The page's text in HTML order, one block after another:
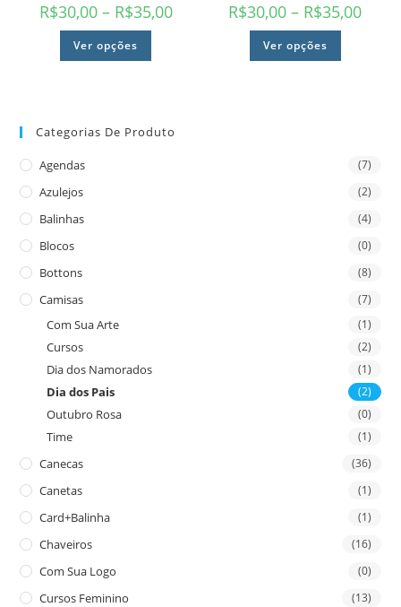
R$30,00 – R$35,00
Ver opções
R$30,00 – R$35,00
Ver opções
Categorias De Produto
Agendas (7)
Azulejos (2)
Balinhas (4)
Blocos (0)
Bottons (8)
Camisas (7)
Com Sua Arte (1)
Cursos (2)
Dia dos Namorados (1)
Dia dos Pais (2)
Outubro Rosa (0)
Time (1)
Canecas (36)
Canetas (1)
Card+Balinha (1)
Chaveiros (16)
Com Sua Logo (0)
Cursos Feminino (13)